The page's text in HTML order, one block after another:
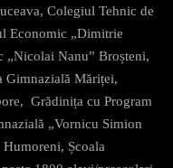
Colegiul Tehnic de
Economic „Dimitrie
„Nicolai Nanu” Broșteni,
Gimnazială Măriței,
Grădinița cu Program
„Vornicu Simion
Școala